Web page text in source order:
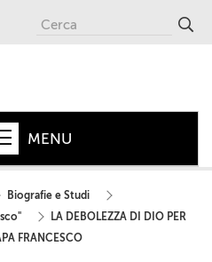
MENU
+
Biografie e Studi
LA DEBOLEZZA DI DIO PER
FRANCESCO